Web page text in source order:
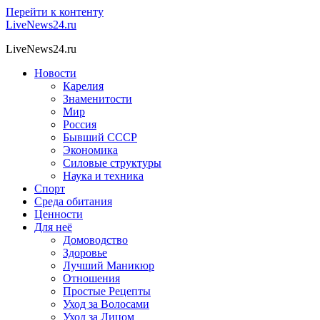
Перейти к контенту
LiveNews24.ru
LiveNews24.ru
Новости
Карелия
Знаменитости
Мир
Россия
Бывший СССР
Экономика
Силовые структуры
Наука и техника
Спорт
Среда обитания
Ценности
Для неё
Домоводство
Здоровье
Лучший Маникюр
Отношения
Простые Рецепты
Уход за Волосами
Уход за Лицом